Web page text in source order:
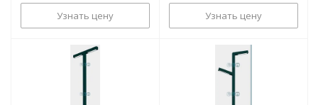
Узнать цену Узнать цену